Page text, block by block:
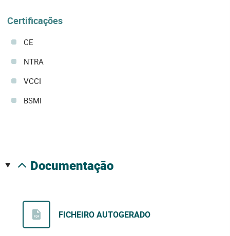
Certificações
CE
NTRA
VCCI
BSMI
documentação
FICHEIRO AUTOGERADO